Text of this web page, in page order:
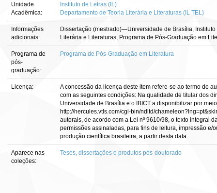
Unidade
Acadêmica:
Instituto de Letras (IL)
Departamento de Teoria Literária e Literaturas (IL TEL)
Informações
adicionais:
Dissertação (mestrado)—Universidade de Brasília,
Literária e Literaturas, Programa de Pós-Graduação em
Programa de
pós-
graduação:
Programa de Pós-Graduação em Literatura
Licença:
A concessão da licença deste item refere-se ao termo de
com as seguintes condições: Na qualidade de titular dos
Universidade de Brasília e o IBICT a disponibilizar por
http://hercules.vtls.com/cgi-bin/ndltd/
autorais, de acordo com a Lei nº 9610/98, o texto integral
permissões assinaladas, para fins de leitura, impressão e/
produção científica brasileira, a partir desta data.
Aparece nas
coleções:
Teses, dissertações e produtos pós-doutorado